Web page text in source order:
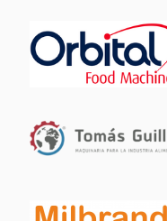
International 824
International 833
International 844
International 946